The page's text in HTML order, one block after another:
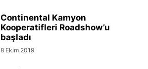
Continental Kamyon
Kooperatifleri Roadshow’u
başladı
8 Ekim 2019